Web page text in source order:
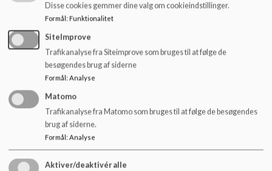
NP sørger for, at der informeres på FB,
19.40 – 20.10
Drøftelse og
beslutning
Valgprocedure til årsmødet
I januar 2024 besluttede skolebestyrelsen, at
vi gerne ville give forældrene mulighed for
at stemme, også selv om de ikke mødte op
til årsmødet.
Disse cookies gemmer dine valg om cookieindstillinger.
Formål: Funktionalitet
SiteImprove
Trafikanalyse fra Siteimprove som bruges til at følge de
besøgendes brug af siderne
Formål: Analyse
Matomo
Trafikanalyse fra Matomo som bruges til at følge de besøgendes
brug af siderne.
Formål: Analyse
Aktiver/deaktivér alle